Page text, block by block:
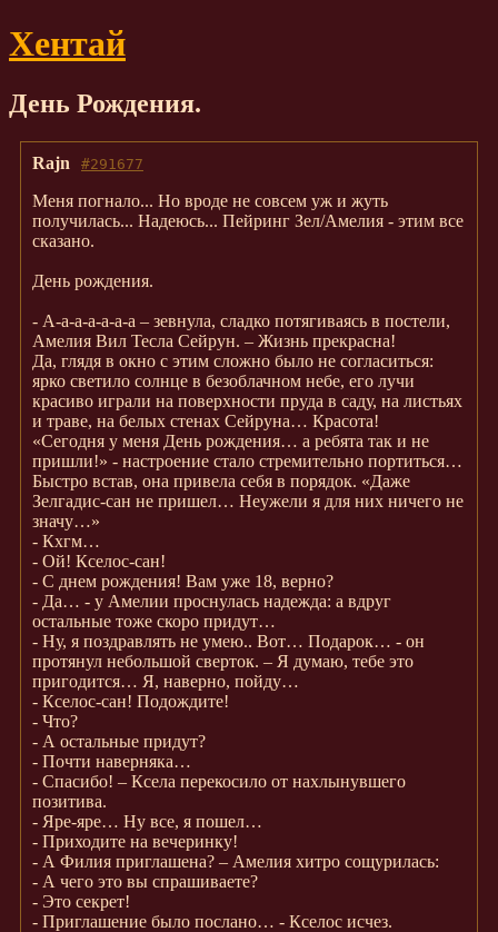
Хентай
День Рождения.
#291677
Rajn
Меня погнало... Но вроде не совсем уж и жуть
получилась... Надеюсь... Пейринг Зел/Амелия - этим все
сказано.
День рождения.
- А-а-а-а-а-а-а – зевнула, сладко потягиваясь в постели,
Амелия Вил Тесла Сейрун. – Жизнь прекрасна!
Да, глядя в окно с этим сложно было не согласиться:
ярко светило солнце в безоблачном небе, его лучи
красиво играли на поверхности пруда в саду, на листьях
и траве, на белых стенах Сейруна… Красота!
«Сегодня у меня День рождения… а ребята так и не
пришли!» - настроение стало стремительно портиться…
Быстро встав, она привела себя в порядок. «Даже
Зелгадис-сан не пришел… Неужели я для них ничего не
значу…»
- Кхгм…
- Ой! Кселос-сан!
- С днем рождения! Вам уже 18, верно?
- Да… - у Амелии проснулась надежда: а вдруг
остальные тоже скоро придут…
- Ну, я поздравлять не умею.. Вот… Подарок… - он
протянул небольшой сверток. – Я думаю, тебе это
пригодится… Я, наверно, пойду…
- Кселос-сан! Подождите!
- Что?
- А остальные придут?
- Почти наверняка…
- Спасибо! – Ксела перекосило от нахлынувшего
позитива.
- Яре-яре… Ну все, я пошел…
- Приходите на вечеринку!
- А Филия приглашена? – Амелия хитро сощурилась:
- А чего это вы спрашиваете?
- Это секрет!
- Приглашение было послано… - Кселос исчез.